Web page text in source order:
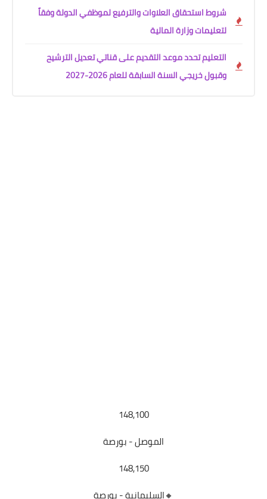
شروط استحقاق العلاوات والترفيع لموظفي الدولة وفقاً
لتعليمات وزارة المالية
التعليم تحدد موعد التقديم على قناتي تعديل الترشيح
وقبول خريجي السنة السابقة للعام 2026-2027
148,100
الموصل - بورصة
148,150
🔸السليمانية - بورصة